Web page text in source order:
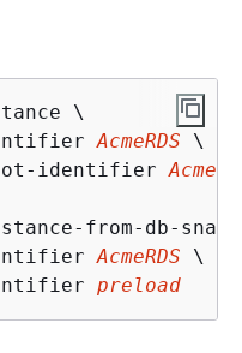
\
AcmeRDS \
identifier
from-db-
AcmeRDS \
preload